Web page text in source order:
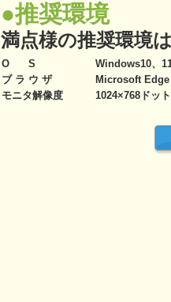
●推奨環境
満点様の推奨環境
O S
Windows10、
ブ ラ ウ ザ
Microsoft Edge
モニタ解像度
1024×768ドッ